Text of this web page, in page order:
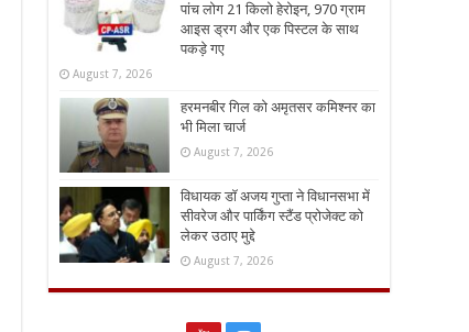
पांच लोग 21 किलो हेरोइन, 970 ग्राम
आइस ड्रग और एक पिस्टल के साथ
पकड़े गए
August 7, 2026
हरमनबीर गिल को अमृतसर कमिश्नर का
भी मिला चार्ज
August 7, 2026
विधायक डॉ अजय गुप्ता ने विधानसभा में
सीवरेज और पार्किंग स्टैंड प्रोजेक्ट को
लेकर उठाए मुद्दे
August 7, 2026